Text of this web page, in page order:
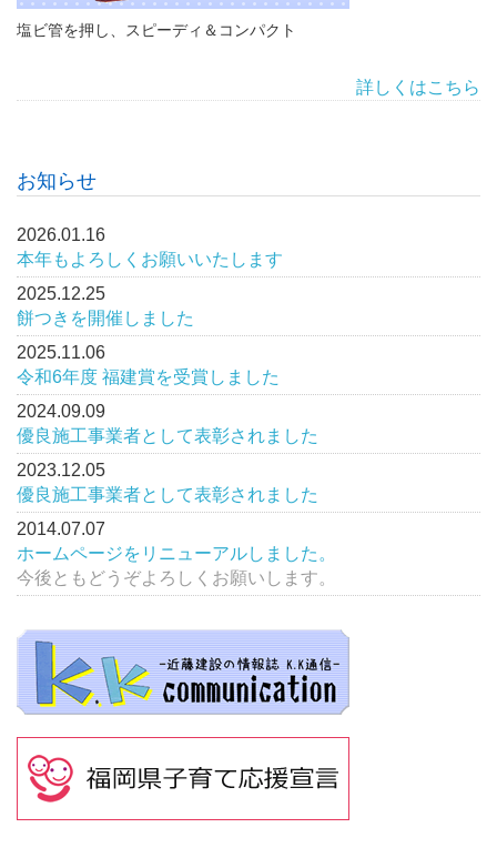
塩ビ管を押し、スピーディ＆コンパクト
詳しくはこちら
お知らせ
2026.01.16
本年もよろしくお願いいたします
2025.12.25
餅つきを開催しました
2025.11.06
令和6年度 福建賞を受賞しました
2024.09.09
優良施工事業者として表彰されました
2023.12.05
優良施工事業者として表彰されました
2014.07.07
ホームページをリニューアルしました。
今後ともどうぞよろしくお願いします。